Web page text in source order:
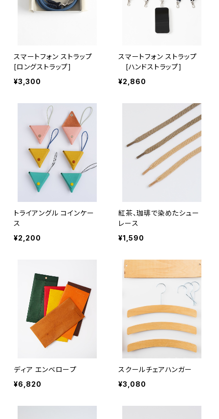
スマートフォン ストラップ
[ロングストラップ]
¥3,300
スマートフォン ストラップ
[ハンドストラップ]
¥2,860
トライアングル コインケー
ス
¥2,200
紅茶、珈琲で染めたシュー
レース
¥1,590
ディア エンベロープ
¥6,820
スクールチェアハンガー
¥3,080